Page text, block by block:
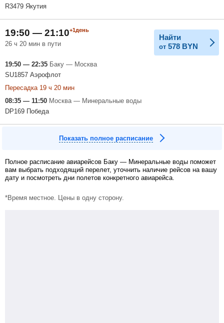
R3479 Якутия
19:50 — 21:10+1день
26 ч 20 мин в пути
Найти
от 578 BYN
19:50 — 22:35 Баку — Москва
SU1857 Аэрофлот
Пересадка 19 ч 20 мин
08:35 — 11:50 Москва — Минеральные воды
DP169 Победа
Показать полное расписание
Полное расписание авиарейсов Баку — Минеральные воды поможет
вам выбрать подходящий перелет, уточнить наличие рейсов на вашу
дату и посмотреть дни полетов конкретного авиарейса.
*Время местное. Цены в одну сторону.